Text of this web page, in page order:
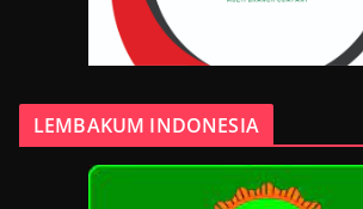
LEMBAKUM INDONESIA